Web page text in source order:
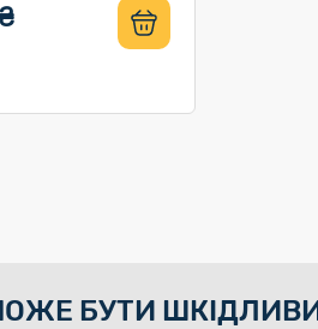
БУТИ